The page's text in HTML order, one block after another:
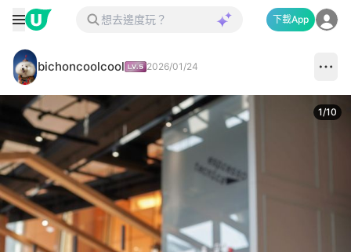
下載App
bichoncoolcool 2026/01/24
1/10